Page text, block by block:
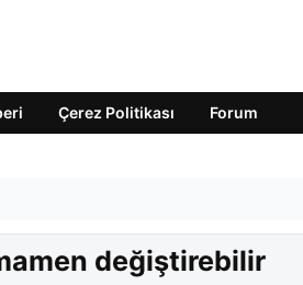
Çerez Politikası Forum
değiştirebilir